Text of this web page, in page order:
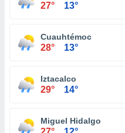
27° 13°
Cuauhtémoc
28° 13°
Iztacalco
29° 14°
Miguel Hidalgo